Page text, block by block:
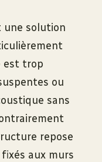
solution
est trop
ou
sans
repose
aux murs